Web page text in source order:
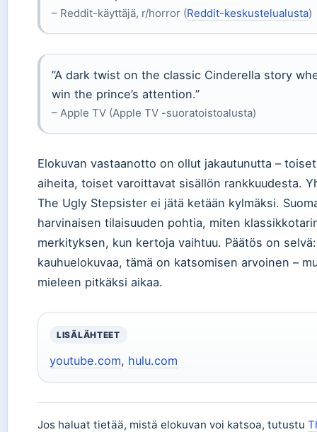
– Reddit-käyttäjä, r/horror (Reddit-keskustelualusta)
”A dark twist on the classic Cinderella story
win the prince’s attention.”
– Apple TV (Apple TV -suoratoistoalusta)
Elokuvan vastaanotto on ollut jakautunutta –
aiheita, toiset varoittavat sisällön rankkuudesta.
The Ugly Stepsister ei jätä ketään kylmäksi.
harvinaisen tilaisuuden pohtia, miten
merkityksen, kun kertoja vaihtuu. Päätös on
kauhuelokuvaa, tämä on katsomisen arvoinen –
mieleen pitkäksi aikaa.
LISÄLÄHTEET
youtube.com, hulu.com
Jos haluat tietää, mistä elokuvan voi katsoa, tutustu